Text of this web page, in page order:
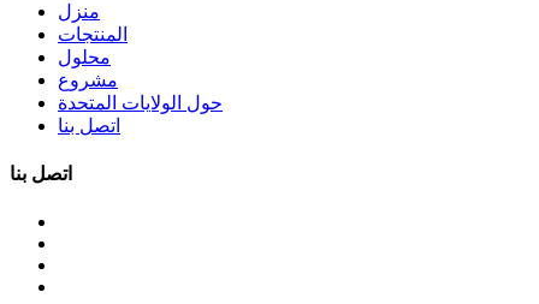
منزل
المنتجات
محلول
مشروع
حول الولايات المتحدة
اتصل بنا
اتصل بنا